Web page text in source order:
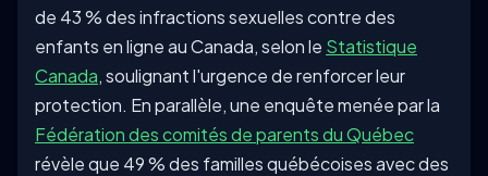
de 43 % des infractions sexuelles contre des
enfants en ligne au Canada, selon le Statistique
Canada, soulignant l'urgence de renforcer leur
protection. En parallèle, une enquête menée par la
Fédération des comités de parents du Québec
révèle que 49 % des familles québécoises avec des